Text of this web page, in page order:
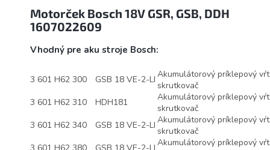
Motorček Bosch 18V GSR, GSB, DDH
1607022609
Vhodný pre aku stroje Bosch:
3 601 H62 300 GSB 18 VE-2-LI Akumulátorový príklepový
skrutkovač
3 601 H62 310
HDH181
Akumulátorový príklepový
skrutkovač
3 601 H62 340
GSB 18 VE-2-LI Akumulátorový príklepový
skrutkovač
Akumulátorový príklepový